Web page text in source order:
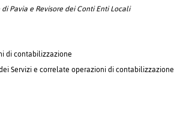
Pavia e Revisore dei Conti Enti Locali
di contabilizzazione
Servizi e correlate operazioni di contabilizzazione